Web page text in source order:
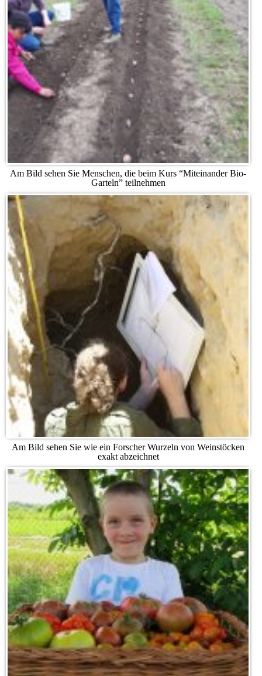
Am Bild sehen Sie Menschen, die beim Kurs “Miteinander Bio-
Garteln” teilnehmen
Am Bild sehen Sie wie ein Forscher Wurzeln von Weinstöcken
exakt abzeichnet